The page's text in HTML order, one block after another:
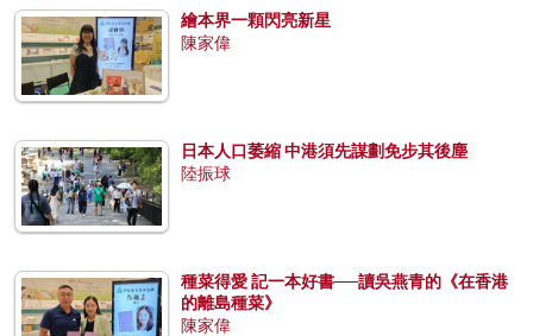
繪本界一顆閃亮新星
陳家偉
日本人口萎縮 中港須先謀劃免步其後塵
陸振球
種菜得愛 記一本好書──讀吳燕青的《在香港
的離島種菜》
陳家偉